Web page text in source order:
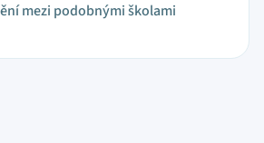
mezi podobnými školami